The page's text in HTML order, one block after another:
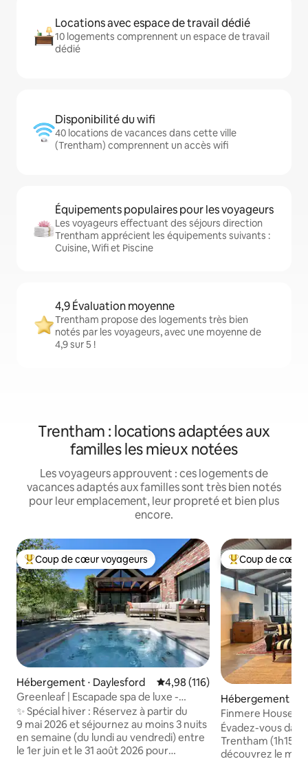
Locations avec espace de travail dédié
10 logements comprennent un espace de travail
dédié
Disponibilité du wifi
40 locations de vacances dans cette ville
(Trentham) comprennent un accès wifi
Équipements populaires pour les voyageurs
Les voyageurs effectuant des séjours direction
Trentham apprécient les équipements suivants :
Cuisine, Wifi et Piscine
4,9 Évaluation moyenne
Trentham propose des logements très bien
notés par les voyageurs, avec une moyenne de
4,9 sur 5 !
Trentham : locations adaptées aux
familles les mieux notées
Les voyageurs approuvent : ces logements de
vacances adaptés aux familles sont très bien notés
pour leur emplacement, leur propreté et bien plus
encore.
Coups de cœur voyageurs les plus appréciés
Coup de cœur voyageurs
Hébergement ⋅ Daylesford Évaluation moyenne sur la
4,98 (116)
Greenleaf | Escapade spa de luxe -
Cheminée - VE
✨ Spécial hiver : Réservez à partir du
9 mai 2026 et séjournez au moins 3 nuits
en semaine (du lundi au vendredi) entre
le 1er juin et le 31 août 2026 pour
Coups de cœur
Coup de cœur
Hébergement ⋅
Finmere House
sauna infrarouge
Évadez-vous
Trentham (1h15
découvrez le